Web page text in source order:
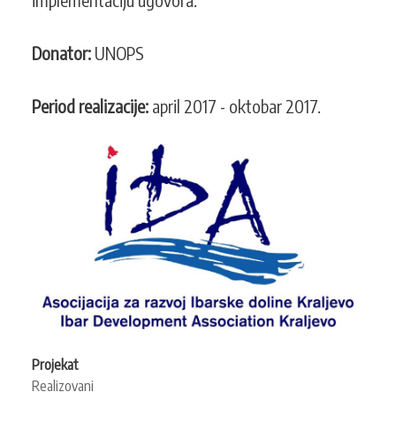
Donator: UNOPS
Period realizacije: april 2017 - oktobar 2017.
Projekat
Realizovani